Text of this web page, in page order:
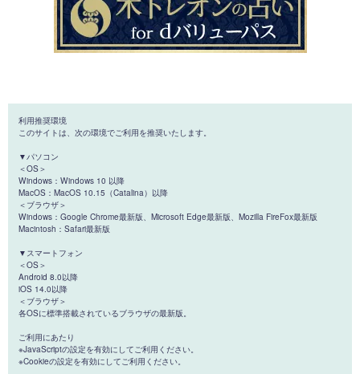
利用推奨環境
このサイトは、次の環境でご利用を推奨いたします。
▼パソコン
＜OS＞
Windows：Windows 10 以降
MacOS：MacOS 10.15（Catalina）以降
＜ブラウザ＞
Windows：Google Chrome最新版、Microsoft Edge最新版、Mozilla FireFox最新版
Macintosh：Safari最新版
▼スマートフォン
＜OS＞
Android 8.0以降
iOS 14.0以降
＜ブラウザ＞
各OSに標準搭載されているブラウザの最新版。
ご利用にあたり
※JavaScriptの設定を有効にしてご利用ください。
※Cookieの設定を有効にしてご利用ください。